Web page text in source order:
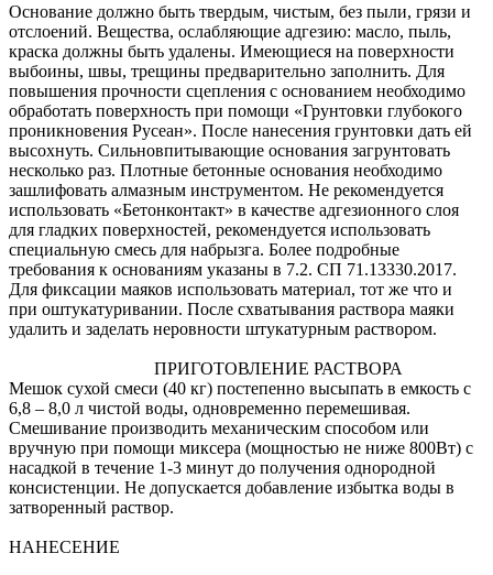
Основание должно быть твердым, чистым, без пыли, грязи и
отслоений. Вещества, ослабляющие адгезию: масло, пыль,
краска должны быть удалены. Имеющиеся на поверхности
выбоины, швы, трещины предварительно заполнить. Для
повышения прочности сцепления с основанием необходимо
обработать поверхность при помощи «Грунтовки глубокого
проникновения Русеан». После нанесения грунтовки дать ей
высохнуть. Сильновпитывающие основания загрунтовать
несколько раз. Плотные бетонные основания необходимо
зашлифовать алмазным инструментом. Не рекомендуется
использовать «Бетонконтакт» в качестве адгезионного слоя
для гладких поверхностей, рекомендуется использовать
специальную смесь для набрызга. Более подробные
требования к основаниям указаны в 7.2. СП 71.13330.2017.
Для фиксации маяков использовать материал, тот же что и
при оштукатуривании. После схватывания раствора маяки
удалить и заделать неровности штукатурным раствором.
ПРИГОТОВЛЕНИЕ РАСТВОРА
Мешок сухой смеси (40 кг) постепенно высыпать в емкость с
6,8 – 8,0 л чистой воды, одновременно перемешивая.
Смешивание производить механическим способом или
вручную при помощи миксера (мощностью не ниже 800Вт) с
насадкой в течение 1-3 минут до получения однородной
консистенции. Не допускается добавление избытка воды в
затворенный раствор.
НАНЕСЕНИЕ